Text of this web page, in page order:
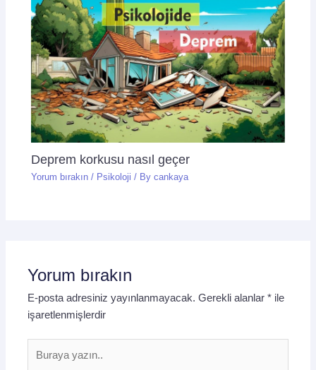
Deprem korkusu nasıl geçer
Yorum bırakın / Psikoloji / Bycankaya
Yorum bırakın
E-posta adresiniz yayınlanmayacak. Gerekli alanlar* ile
işaretlenmişlerdir
yazın..